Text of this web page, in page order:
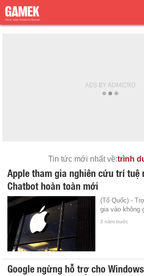
Tin tức mới nhất về:trình
Apple tham gia nghiên cứu trí tuệ
Chatbot hoàn toàn mới
(Tổ Quốc) -
gia vào không
3 năm trước
Google ngừng hỗ trợ cho